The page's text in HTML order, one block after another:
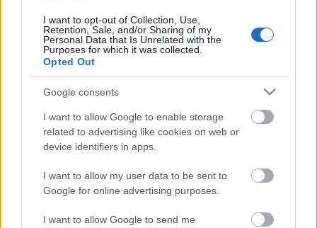
I want to opt-out of Collection, Use,
Retention, Sale, and/or Sharing of my
Personal Data that Is Unrelated with the
Purposes for which it was collected.
Opted Out
Google consents
I want to allow Google to enable storage
related to advertising like cookies on web or
device identifiers in apps.
I want to allow my user data to be sent to
Google for online advertising purposes.
I want to allow Google to send me
Fendi 1680 euroNapszemüveg: asos.com Ray-Ban
202 dollárKendő: farfetch. com 295…
OurWish - karácsonyi vágyaink
*Bianka*•2009. november 11.
A karácsonyban az általam imádott dekorálás, süti
sütés, és ajándékozás mellett talán az álmodozás a
legjobb dolog!Az OurFashion szerkesztői most pont
ezt szeretnék kihasználni. Kaptok egy feladatot,
miszerint válogassatok össze maximum 10
kívánságot és szerkesszétek össze…